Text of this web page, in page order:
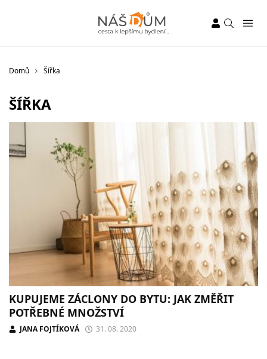
Domů Šířka
ŠÍŘKA
KUPUJEME ZÁCLONY DO BYTU: JAK ZMĚŘIT
POTŘEBNÉ MNOŽSTVÍ
JANA FOJTÍKOVÁ 31. 08. 2020